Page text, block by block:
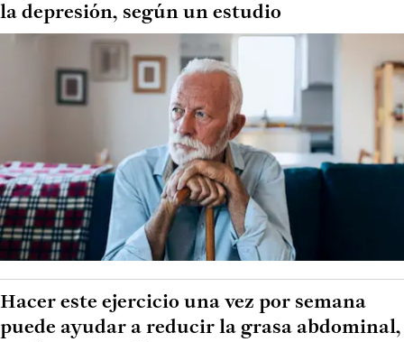
la depresión, según un estudio
Hacer este ejercicio una vez por semana
puede ayudar a reducir la grasa abdominal,